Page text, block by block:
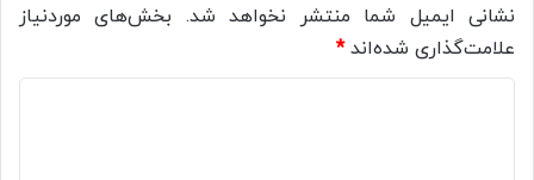
نشانی ایمیل شما منتشر نخواهد شد. بخش‌های موردنیاز
علامت‌گذاری شده‌اند*